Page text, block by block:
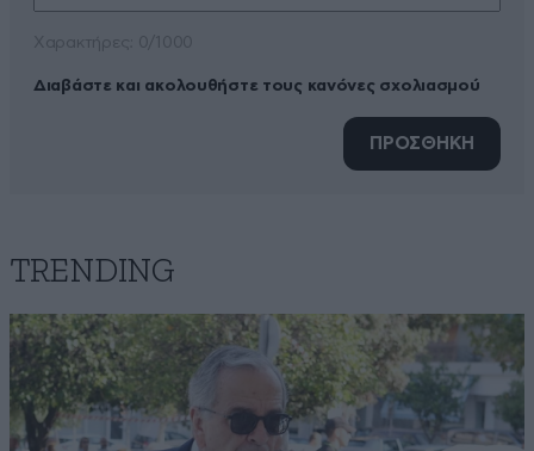
Διαβάστε και ακολουθήστε τους κανόνες σχολιασμού
ΠΡΟΣΘΗΚΗ
TRENDING